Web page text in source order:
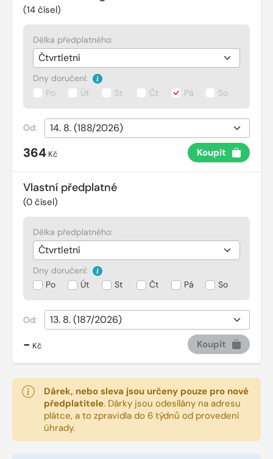
(14 čísel)
Délka předplatného:
Dny doručení:
Po
Út St Čt Pá So
Od:
364 Kč Koupit
Vlastní předplatné
(0 čísel)
Délka předplatného:
Dny doručení:
Po
Út St Čt Pá So
Od:
- Kč Koupit
Dárek, nebo sleva jsou určeny pouze pro nové
předplatitele. Dárky jsou odesílány na adresu
plátce, a to zpravidla do 6 týdnů od provedení
úhrady.